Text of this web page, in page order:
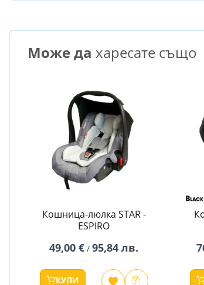
Може да харесате също
Кошница-люлка STAR -
ESPIRO
49,00 € / 95,84 лв.
КУПИ